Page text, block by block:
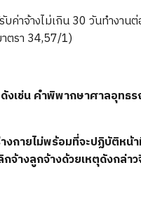
ค่าจ้างไม่เกิน 30 วันทำงา
ตรา 34,57/1)
ดังเช่น คำพิพากษาศาลอุ
กายไม่พร้อมที่จะปฏิบัติหน้
จ้างลูกจ้างด้วยเหตุดังกล่า